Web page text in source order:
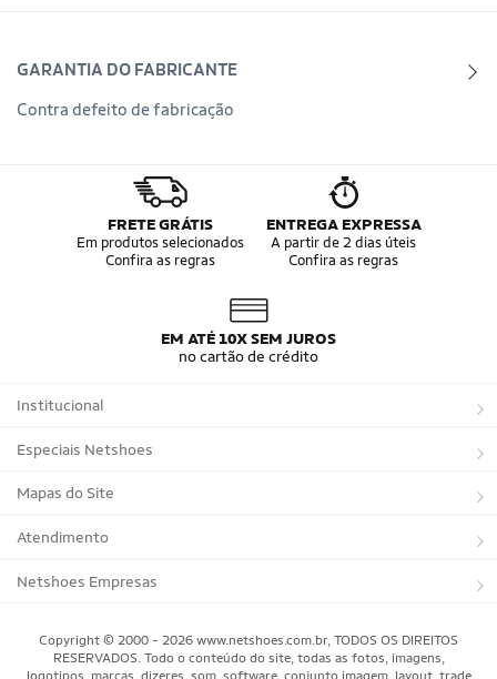
GARANTIA DO FABRICANTE
Contra defeito de fabricação
FRETE GRÁTIS
Em produtos selecionados
Confira as regras
ENTREGA EXPRESSA
A partir de 2 dias úteis
Confira as regras
EM ATÉ 10X SEM JUROS
no cartão de crédito
Institucional
Sobre a Netshoes
Política de Privacidade
Programa de Afiliados
Regulamentos
Programa de Integridade
Especiais Netshoes
Suplementos
Corrida
Bicicletas
Mapas do Site
Marcas
Tipos de Produtos
Atendimento
Trocas e devoluções
Minha Conta
Netshoes Empresas
Copyright © 2000 - 2026 www.netshoes.com.br, TODOS OS DIREITOS
RESERVADOS. Todo o conteúdo do site, todas as fotos, imagens,
logotipos, marcas, dizeres, som, software, conjunto imagem, layout, trade